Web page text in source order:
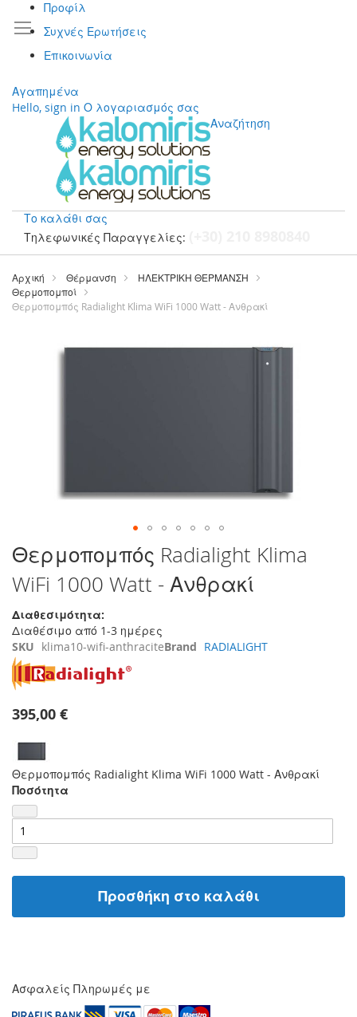
Προφίλ
Συχνές Ερωτήσεις
Επικοινωνία
Αγαπημένα
Hello, sign in Ο λογαριασμός σας
Αναζήτηση
Το καλάθι σας
Τηλεφωνικές Παραγγελίες:
Μετάβαση
περιεχόμενο
Αρχική Θέρμανση
ΗΛΕΚΤΡΙΚΗ ΘΕΡΜΑΝΣΗ
Θερμοπομποί
Θερμοπομπός Radialight Klima WiFi 1000 Watt - Ανθρακί
Μετάβαση
στην
αρχή
της
συλλογής
εικόνων
Θερμοπομπός Radialight Klima
WiFi 1000 Watt - Ανθρακί
Διαθεσιμότητα:
Διαθέσιμο από 1-3 ημέρες
SKU klima10-wifi-anthraciteBrand RADIALIGHT
395,00 €
Θερμοπομπός Radialight Klima WiFi 1000 Watt - Ανθρακί
Ποσότητα
Προσθήκη στο καλάθι
Ασφαλείς Πληρωμές με